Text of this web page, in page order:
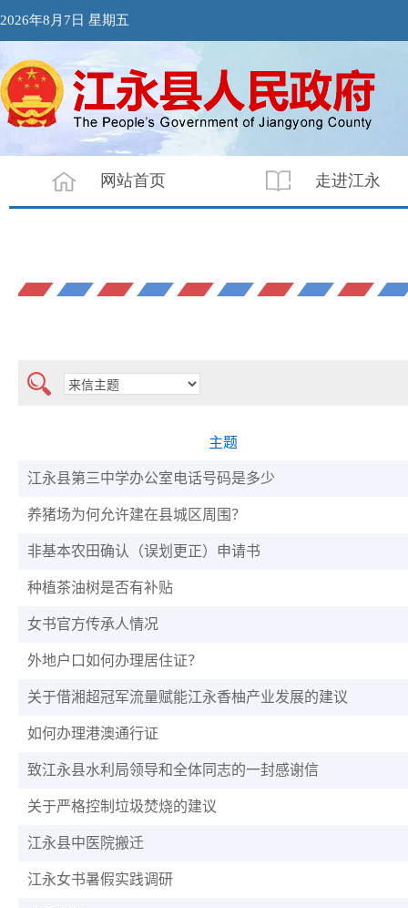
主题
江永县第三中学办公室电话号码是多少
养猪场为何允许建在县城区周围？
非基本农田确认（误划更正）申请书
种植茶油树是否有补贴
女书官方传承人情况
外地户口如何办理居住证？
关于借湘超冠军流量赋能江永香柚产业发展的建议
如何办理港澳通行证
致江永县水利局领导和全体同志的一封感谢信
关于严格控制垃圾焚烧的建议
江永县中医院搬迁
江永女书暑假实践调研